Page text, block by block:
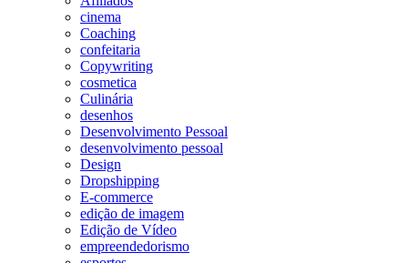
cinema
Coaching
confeitaria
Copywriting
cosmetica
Culinária
desenhos
Desenvolvimento Pessoal
desenvolvimento pessoal
Design
Dropshipping
E-commerce
edição de imagem
Edição de Vídeo
empreendedorismo